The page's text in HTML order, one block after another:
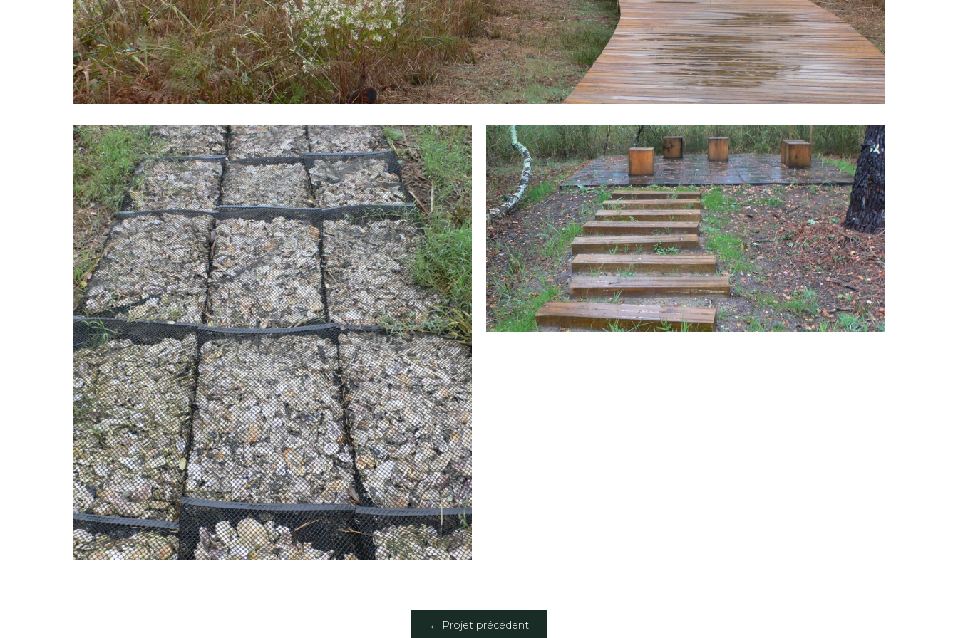
← Projet précédent